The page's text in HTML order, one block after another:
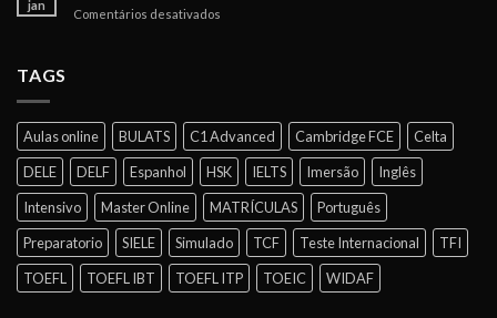
jan
Comentários desativados
TAGS
Aulas online BULATS C1 Advanced Cambridge FCE
Celta
DELE
DELF Espanhol HSK IELTS Imersão
Inglês
Intensivo
Master Online MATRÍCULAS
Português
Preparatorio
SIELE Simulado TCF Teste Internacional
TFI
TOEFL
TOEFL IBT TOEFL ITP TOEIC WIDAF